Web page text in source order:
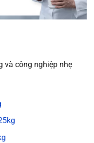
và công nghiệp nhẹ